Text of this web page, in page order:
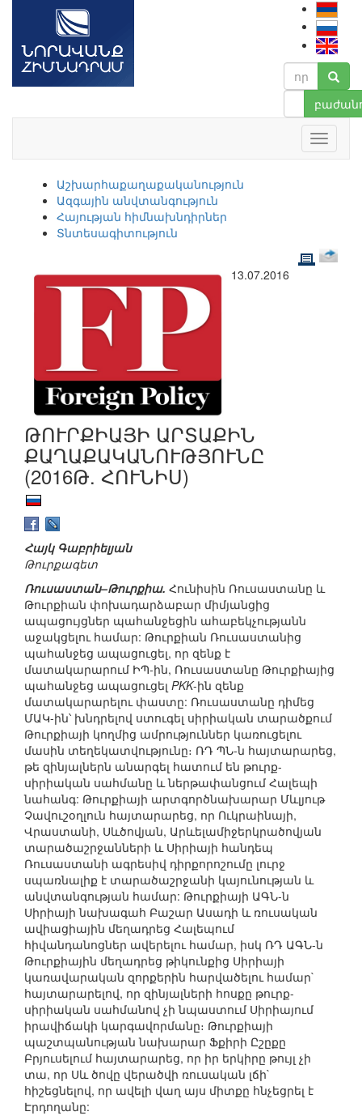
Աշխարհաքաղաքականություն
Ազգային անվտանգություն
Հայության հիմնախնդիրներ
Տնտեսագիտություն
13.07.2016
ԹՈՒՐՔԻԱՅԻ ԱՐՏԱՔԻՆ
ՔԱՂԱՔԱԿԱՆՈՒԹՅՈՒՆԸ
(2016Թ. ՀՈՒՆԻՍ)
Հայկ Գաբրիելյան
Թուրքագետ
Ռուսաստան–Թուրքիա. Հունիսին Ռուսաստանը և
Թուրքիան փոխադարձաբար միմյանցից
ապացույցներ պահանջեցին ահաբեկչությանն
աջակցելու համար: Թուրքիան Ռուսաստանից
պահանջեց ապացուցել, որ զենք է
մատակարարում ԻՊ-ին, Ռուսաստանը Թուրքիայից
պահանջեց ապացուցել PKK-ին զենք
մատակարարելու փաստը: Ռուսաստանը դիմեց
ՄԱԿ-ին՝ խնդրելով ստուգել սիրիական տարածքում
Թուրքիայի կողմից ամրություններ կառուցելու
մասին տեղեկատվությունը։ ՌԴ ՊՆ-ն հայտարարեց,
թե զինյալներն անարգել հատում են թուրք-
սիրիական սահմանը և ներթափանցում Հալեպի
նահանգ: Թուրքիայի արտգործնախարար Մևլյութ
Չավուշօղլուն հայտարարեց, որ Ուկրաինայի,
Վրաստանի, Սևծովյան, Արևելամիջերկրածովյան
տարածաշրջանների և Սիրիայի հանդեպ
Ռուսաստանի ագրեսիվ դիրքորոշումը լուրջ
սպառնալիք է տարածաշրջանի կայունության և
անվտանգության համար: Թուրքիայի ԱԳՆ-ն
Սիրիայի նախագահ Բաշար Ասադի և ռուսական
ավիացիային մեղադրեց Հալեպում
հիվանդանոցներ ավերելու համար, իսկ ՌԴ ԱԳՆ-ն
Թուրքիային մեղադրեց թիկունքից Սիրիայի
կառավարական զորքերին հարվածելու համար`
հայտարարելով, որ զինյալների հոսքը թուրք-
սիրիական սահմանով չի նպաստում Սիրիայում
իրավիճակի կարգավորմանը։ Թուրքիայի
պաշտպանության նախարար Ֆքիրի Ըշըքը
Բրյուսելում հայտարարեց, որ իր երկիրը թույլ չի
տա, որ Սև ծովը վերածվի ռուսական լճի`
հիշեցնելով, որ ավելի վաղ այս միտքը հնչեցրել է
Էրդողանը: